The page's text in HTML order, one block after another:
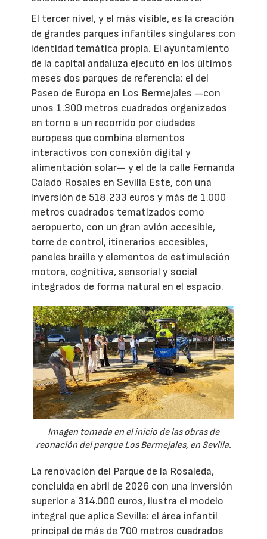
El tercer nivel, y el más visible, es la creación
de grandes parques infantiles singulares con
identidad temática propia. El ayuntamiento
de la capital andaluza ejecutó en los últimos
meses dos parques de referencia: el del
Paseo de Europa en Los Bermejales —con
unos 1.300 metros cuadrados organizados
en torno a un recorrido por ciudades
europeas que combina elementos
interactivos con conexión digital y
alimentación solar— y el de la calle Fernanda
Calado Rosales en Sevilla Este, con una
inversión de 518.233 euros y más de 1.000
metros cuadrados tematizados como
aeropuerto, con un gran avión accesible,
torre de control, itinerarios accesibles,
paneles braille y elementos de estimulación
motora, cognitiva, sensorial y social
integrados de forma natural en el espacio.
Imagen tomada en el inicio de las obras de
reonación del parque Los Bermejales, en Sevilla.
La renovación del Parque de la Rosaleda,
concluida en abril de 2026 con una inversión
superior a 314.000 euros, ilustra el modelo
integral que aplica Sevilla: el área infantil
principal de más de 700 metros cuadrados